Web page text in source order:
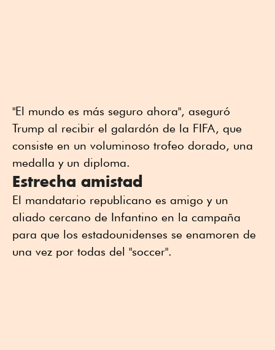
"El mundo es más seguro ahora", aseguró
Trump al recibir el galardón de la FIFA, que
consiste en un voluminoso trofeo dorado, una
medalla y un diploma.
Estrecha amistad
El mandatario republicano es amigo y un
aliado cercano de Infantino en la campaña
para que los estadounidenses se enamoren de
una vez por todas del "soccer".